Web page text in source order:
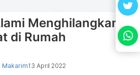
Menghilangkan
di Rumah
Makarim13 April 2022